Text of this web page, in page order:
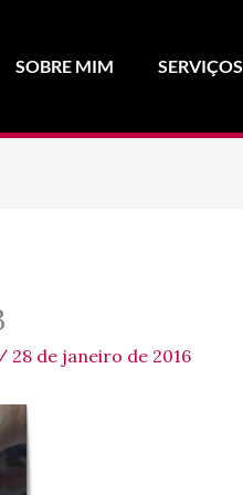
SOBRE MIM SERVIÇOS
/ 28 de janeiro de 2016